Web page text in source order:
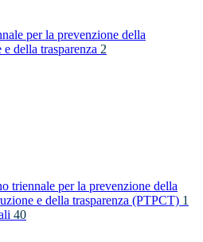
per la prevenzione della
della trasparenza 2
triennale per la prevenzione della
e della trasparenza (PTPCT) 1
40